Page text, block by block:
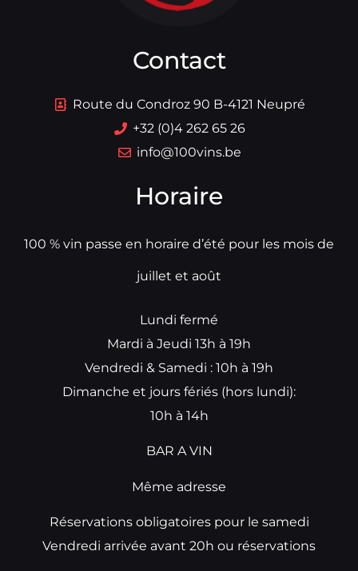
Contact
Route du Condroz 90 B-4121 Neupré
+32 (0)4 262 65 26
info@100vins.be
Horaire
100 % vin passe en horaire d’été pour les mois de
juillet et août
Lundi fermé
Mardi à Jeudi 13h à 19h
Vendredi & Samedi : 10h à 19h
Dimanche et jours fériés (hors lundi):
10h à 14h
BAR A VIN
Même adresse
Réservations obligatoires pour le samedi
Vendredi arrivée avant 20h ou réservations